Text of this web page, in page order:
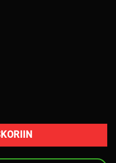
/ kesä määrä